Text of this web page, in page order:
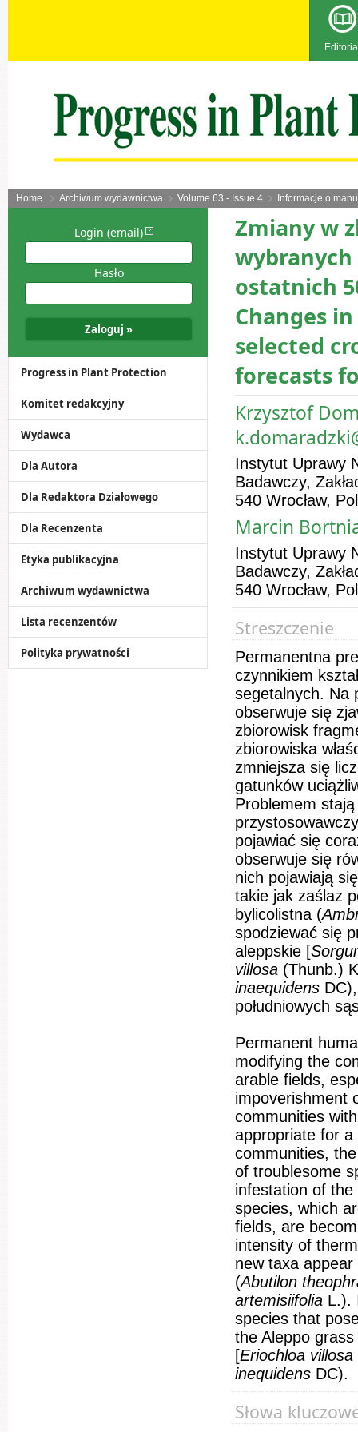
Home Archiwum wydawnictwa Volume 63 - Issue 4 Informacje o
Login (email)
Hasło
Progress in Plant Protection
Komitet redakcyjny
Wydawca
Dla Autora
Dla Redaktora Działowego
Dla Recenzenta
Etyka publikacyjna
Archiwum wydawnictwa
Lista recenzentów
Polityka prywatności
Zmiany w
ostatnich
Changes
selected
forecasts
Krzysztof
Instytut Uprawy
Badawczy,
540 Wrocław,
Marcin
Instytut Uprawy
Badawczy,
540 Wrocław,
Streszczenie
Permanentna
czynnikiem
segetalnych. Na
obserwuje się
zbiorowisk
zbiorowiska
zmniejsza się
gatunków
Problemem
pojawiać się
obserwuje się
nich pojawiają
takie jak zaślaz
bylicolistna (
spodziewać się
aleppskie [
villosa (Thunb.)
inaequidens
południowych
Permanent
modifying the
arable fields,
impoverishment
communities
appropriate for
communities,
of troublesome
infestation of
species, which
fields, are
intensity of
new taxa
(Abutilon
artemisiifolia L.).
species that
the Aleppo grass
[Eriochloa villosa
inequidens DC).
Słowa